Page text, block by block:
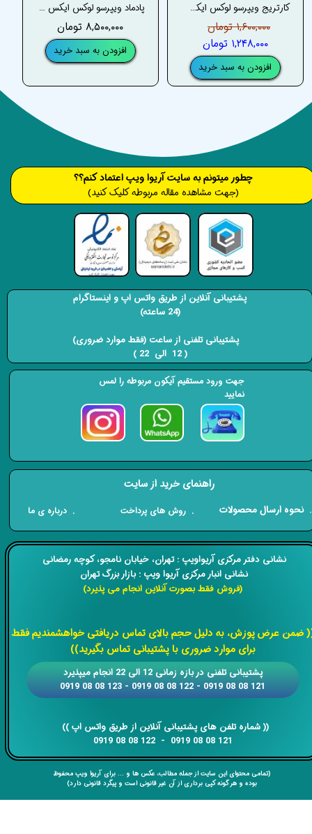
پادماد ویپرسو لوکس ایکس آر مکس _ VAPORESSO LUXE XR MAX PODMOD
۸,۵۰۰,۰۰۰ تومان
افزودن به سبد خرید
کارتریج ویپرسو لوکس ایکس _ VAPORESSO LUXE X CARTRIDGES
۱,۶۰۰,۰۰۰ تومان
۱,۲۴۸,۰۰۰ تومان
افزودن به سبد خرید
​​نشانی دفتر مرکزی آریواویپ : تهران، خیابان نامجو،کوچه رمضانی
نشانی انبار مرکزی آریوا ویپ : بازار بزرگ تهران
(فروش فقط بصورت آنلاین انجام می پذیرد)
ضمن عرض پوزش، به دلیل حجم بالای تماس دریافتی خواهشمندیم فقط
برای موارد ضروری با پشتیبانی تماس بگیرید))
​​​​​​​​​​​​​​(( ​​​​​​​شماره تلفن های پشتیبانی آنلاین از طریق واتس اپ ))
​​​​​​​121 08 08 0919 - 122 08 08 0919
​​پشتیبانی تلفنی در بازه زمانی 12 الی 22 انجام میپذیرد
121 08 08 0919 - 122 08 08 0919 - 123 08 08 0919
(تمامی محتوای این سایت از جمله مطالب، عکس ها و ... برای آریوا ویپ محفوظ
بوده و هر گونه کپی برداری از آن غیر قانونی است و پیگرد قانونی دارد)
​​​چطور میتونم به سایت آریوا ویپ اعتماد کنم؟؟
(جهت مشاهده مقاله مربوطه کلیک کنید)
راهنمای خرید از سایت
​. نحوه ارسال محصولات . روش های پرداخت . درباره ی ما
پشتیبانی آنلاین از طریق واتس اپ و اینستاگرام
(24 ساعته)
​​​​​​​ پشتیبانی تلفنی از ساعت (فقط موارد ضروری)
( 12 الی 22 ) ​​​​​​​
جهت ورود مستقیم آیکون مربوطه را لمس
نمایید